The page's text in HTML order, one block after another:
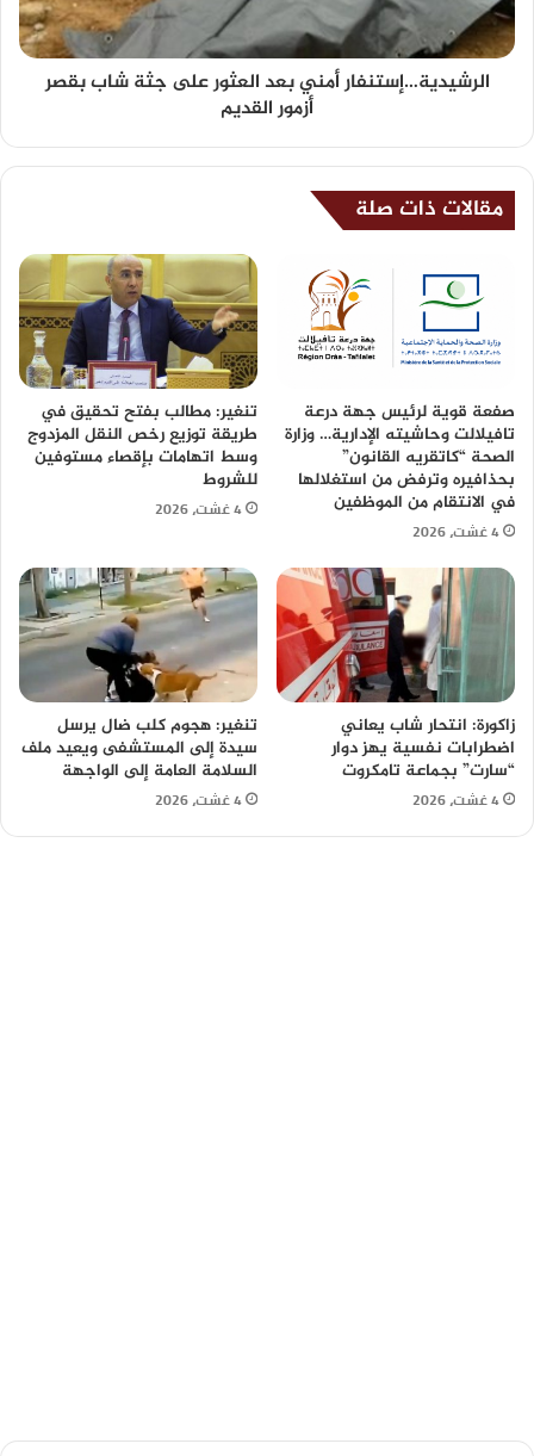
الرشيدية…إستنفار أمني بعد العثور على جثة شاب بقصر
أزمور القديم
مقالات ذات صلة
صفعة قوية لرئيس جهة درعة
تافيلالت وحاشيته الإدارية… وزارة
الصحة “كاتقريه القانون”
بحذافيره وترفض من استغلالها
في الانتقام من الموظفين
4 غشت، 2026
تنغير: مطالب بفتح تحقيق في
طريقة توزيع رخص النقل المزدوج
وسط اتهامات بإقصاء مستوفين
للشروط
4 غشت، 2026
زاكورة: انتحار شاب يعاني
اضطرابات نفسية يهز دوار
“سارت” بجماعة تامكروت
4 غشت، 2026
تنغير: هجوم كلب ضال يرسل
سيدة إلى المستشفى ويعيد ملف
السلامة العامة إلى الواجهة
4 غشت، 2026